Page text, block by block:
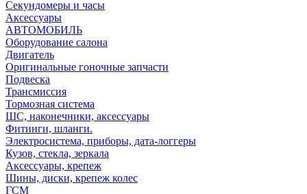
Секундомеры и часы
Аксессуары
АВТОМОБИЛЬ
Оборудование салона
Двигатель
Оригинальные гоночные запчасти
Подвеска
Трансмиссия
Тормозная система
ШС, наконечники, аксессуары
Фитинги, шланги.
Электросистема, приборы, дата-логгеры
Кузов, стекла, зеркала
Аксессуары, крепеж
Шины, диски, крепеж колес
ГСМ